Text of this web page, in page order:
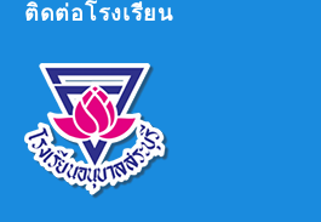
ติดต่อโรงเรียน